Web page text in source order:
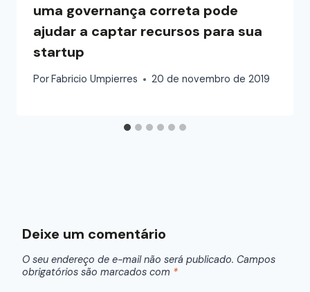
uma governança correta pode
ajudar a captar recursos para sua
startup
PorFabricio Umpierres 20 de novembro de 2019
Deixe um comentário
O seu endereço de e-mail não será publicado. Campos
obrigatórios são marcados com *